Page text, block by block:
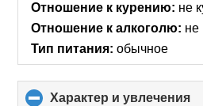
Отношение к курению: не
Отношение к алкоголю: не
Тип питания: обычное
Характер и увлечения